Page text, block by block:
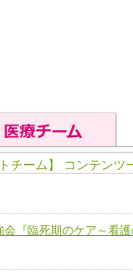
、必要な基礎能力を身
ーム】
高度医療を必要とする
チーム】 コンテンツ
会『臨死期のケア～看